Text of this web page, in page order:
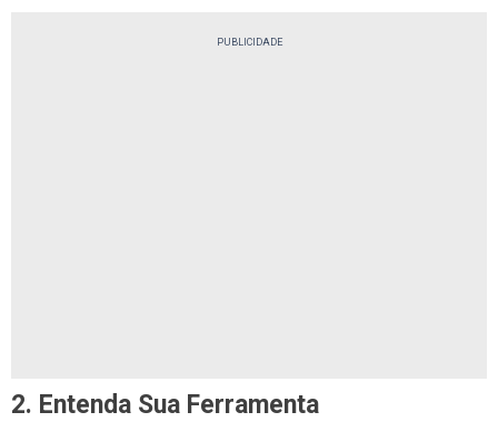
PUBLICIDADE
2. Entenda Sua Ferramenta